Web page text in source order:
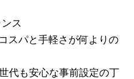
ス
スパと手軽さが何よりの
代も安心な事前設定の丁